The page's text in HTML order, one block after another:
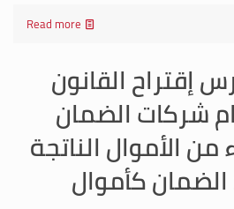
Read more
إقتراح القانون
شركات الضمان
الأموال الناتجة
كأموال